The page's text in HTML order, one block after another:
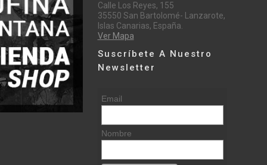
Calle Los Reyes, 155
35550 San Bartolomé- Lanzarote,
Islas Canarias, España.
Ver Mapa
Suscríbete A Nuestro
Newsletter
Email
Nombre